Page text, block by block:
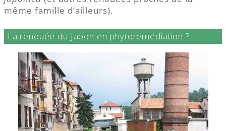
même famille d’ailleurs).
La renouée du Japon en phytoremédiation ?